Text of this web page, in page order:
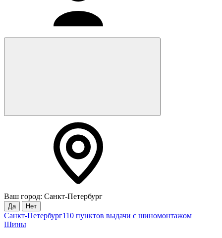
Ваш город: Санкт-Петербург
Да Нет
Санкт-Петербург110 пунктов выдачи с шиномонтажом
Шины